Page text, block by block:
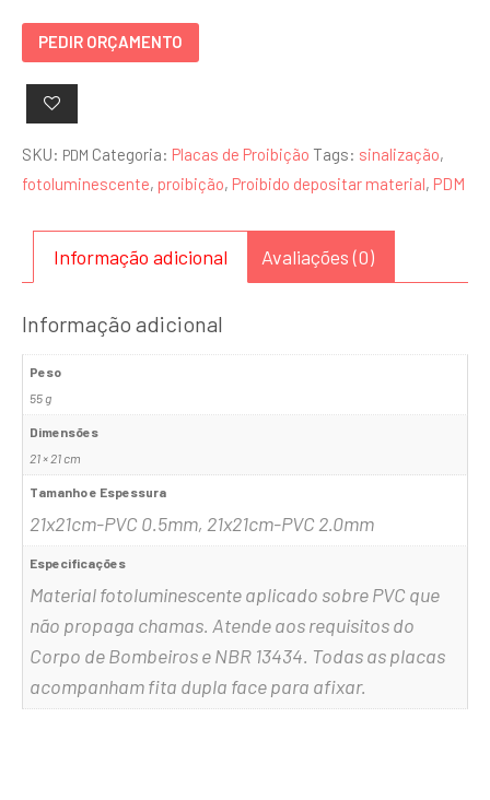
Material
-
PDM
quantidade
PEDIR ORÇAMENTO
SKU: PDM Categoria: Placas de Proibição Tags: sinalização,
fotoluminescente, proibição, Proibido depositar material, PDM
Informação adicional Avaliações (0)
Informação adicional
Peso
55 g
Dimensões
21 × 21 cm
Tamanho e Espessura
21x21cm-PVC 0.5mm, 21x21cm-PVC 2.0mm
Especificações
Material fotoluminescente aplicado sobre PVC que
não propaga chamas. Atende aos requisitos do
Corpo de Bombeiros e NBR 13434. Todas as placas
acompanham fita dupla face para afixar.